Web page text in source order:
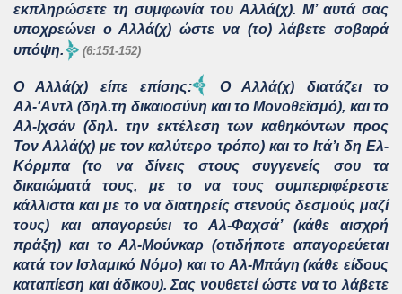
εκπληρώσετε τη συμφωνία του Αλλά(χ). Μ’ αυτά σας
υποχρεώνει ο Αλλά(χ) ώστε να (το) λάβετε σοβαρά
υπόψη.
(6:151-152)
Ο Αλλά(χ) είπε επίσης:
Ο Αλλά(χ) διατάζει το
Αλ-‘Αντλ (δηλ.τη δικαιοσύνη και το Μονοθεϊσμό), και το
Αλ-Ιχσάν (δηλ. την εκτέλεση των καθηκόντων προς
Τον Αλλά(χ) με τον καλύτερο τρόπο) και το Ιτά’ι δη Ελ-
Κόρμπα (το να δίνεις στους συγγενείς σου τα
δικαιώματά τους, με το να τους συμπεριφέρεστε
κάλλιστα και με το να διατηρείς στενούς δεσμούς μαζί
τους) και απαγορεύει το Αλ-Φαχσά’ (κάθε αισχρή
πράξη) και το Αλ-Μούνκαρ (οτιδήποτε απαγορεύεται
κατά τον Ισλαμικό Νόμο) και το Αλ-Μπάγη (κάθε είδους
καταπίεση και άδικου). Σας νουθετεί ώστε να το λάβετε